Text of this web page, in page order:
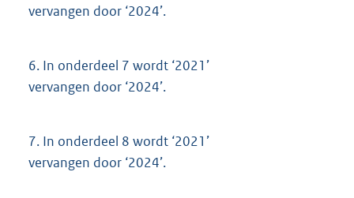
vervangen door ‘2024’.
6. In onderdeel 7 wordt ‘2021’
vervangen door ‘2024’.
7. In onderdeel 8 wordt ‘2021’
vervangen door ‘2024’.